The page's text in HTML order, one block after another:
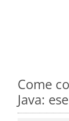
Come
Java: